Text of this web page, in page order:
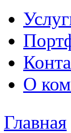
О
Главная